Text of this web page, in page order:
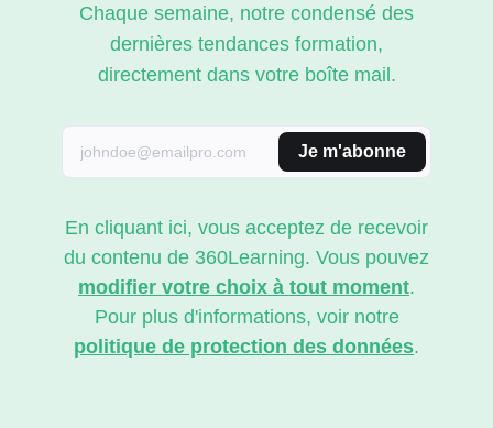
Chaque semaine, notre condensé des
dernières tendances formation,
directement dans votre boîte mail.
Je m'abonne
En cliquant ici, vous acceptez de recevoir
du contenu de 360Learning. Vous pouvez
modifier votre choix à tout moment.
Pour plus d'informations, voir notre
politique de protection des données.